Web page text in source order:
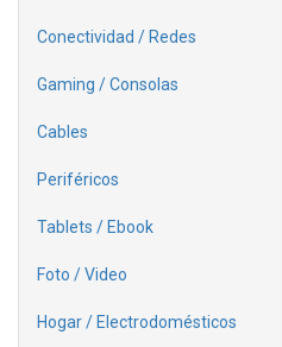
Conectividad / Redes
Gaming / Consolas
Cables
Periféricos
Tablets / Ebook
Foto / Video
Hogar / Electrodomésticos